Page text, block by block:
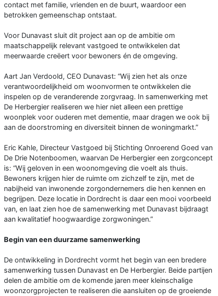
contact met familie, vrienden en de buurt, waardoor een
betrokken gemeenschap ontstaat.
Voor Dunavast sluit dit project aan op de ambitie om
maatschappelijk relevant vastgoed te ontwikkelen dat
meerwaarde creëert voor bewoners én de omgeving.
Aart Jan Verdoold, CEO Dunavast: “Wij zien het als onze
verantwoordelijkheid om woonvormen te ontwikkelen die
inspelen op de veranderende zorgvraag. In samenwerking met
De Herbergier realiseren we hier niet alleen een prettige
woonplek voor ouderen met dementie, maar dragen we ook bij
aan de doorstroming en diversiteit binnen de woningmarkt.”
Eric Kahle, Directeur Vastgoed bij Stichting Onroerend Goed van
De Drie Notenboomen, waarvan De Herbergier een zorgconcept
is: “Wij geloven in een woonomgeving die voelt als thuis.
Bewoners krijgen hier de ruimte om zichzelf te zijn, met de
nabijheid van inwonende zorgondernemers die hen kennen en
begrijpen. Deze locatie in Dordrecht is daar een mooi voorbeeld
van, en laat zien hoe de samenwerking met Dunavast bijdraagt
aan kwalitatief hoogwaardige zorgwoningen.”
Begin van een duurzame samenwerking
De ontwikkeling in Dordrecht vormt het begin van een bredere
samenwerking tussen Dunavast en De Herbergier. Beide partijen
delen de ambitie om de komende jaren meer kleinschalige
woonzorgprojecten te realiseren die aansluiten op de groeiende